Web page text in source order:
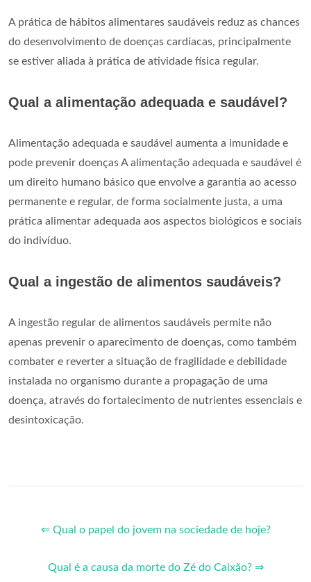
A prática de hábitos alimentares saudáveis reduz as chances
do desenvolvimento de doenças cardíacas, principalmente
se estiver aliada à prática de atividade física regular.
Qual a alimentação adequada e saudável?
Alimentação adequada e saudável aumenta a imunidade e
pode prevenir doenças A alimentação adequada e saudável é
um direito humano básico que envolve a garantia ao acesso
permanente e regular, de forma socialmente justa, a uma
prática alimentar adequada aos aspectos biológicos e sociais
do indivíduo.
Qual a ingestão de alimentos saudáveis?
A ingestão regular de alimentos saudáveis permite não
apenas prevenir o aparecimento de doenças, como também
combater e reverter a situação de fragilidade e debilidade
instalada no organismo durante a propagação de uma
doença, através do fortalecimento de nutrientes essenciais e
desintoxicação.
⇐ Qual o papel do jovem na sociedade de hoje?
Qual é a causa da morte do Zé do Caixão? ⇒